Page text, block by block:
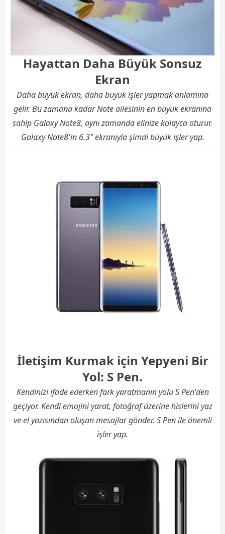
Hayattan Daha Büyük Sonsuz
Ekran
Daha büyük ekran, daha büyük işler yapmak anlamına
gelir. Bu zamana kadar Note ailesinin en büyük ekranına
sahip Galaxy Note8, aynı zamanda elinize kolayca oturur.
Galaxy Note8'in 6.3" ekranıyla şimdi büyük işler yap.
İletişim Kurmak için Yepyeni Bir
Yol: S Pen.
Kendinizi ifade ederken fark yaratmanın yolu S Pen'den
geçiyor. Kendi emojini yarat, fotoğraf üzerine hislerini yaz
ve el yazısından oluşan mesajlar gönder. S Pen ile önemli
işler yap.